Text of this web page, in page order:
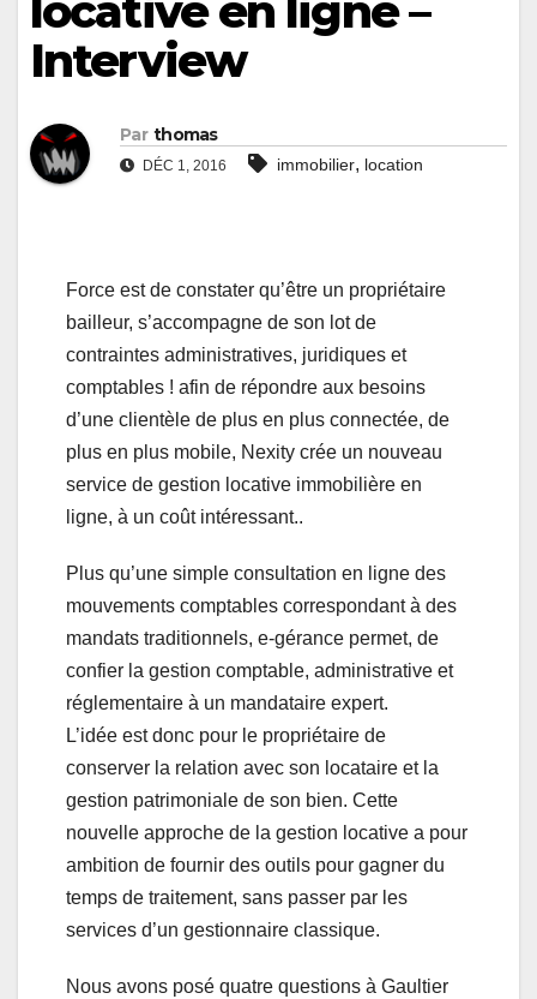
locative en ligne –
Interview
Par thomas
DÉC 1, 2016 immobilier, location
Force est de constater qu’être un propriétaire
bailleur, s’accompagne de son lot de
contraintes administratives, juridiques et
comptables ! afin de répondre aux besoins
d’une clientèle de plus en plus connectée, de
plus en plus mobile, Nexity crée un nouveau
service de gestion locative immobilière en
ligne, à un coût intéressant..
Plus qu’une simple consultation en ligne des
mouvements comptables correspondant à des
mandats traditionnels, e-gérance permet, de
confier la gestion comptable, administrative et
réglementaire à un mandataire expert.
L’idée est donc pour le propriétaire de
conserver la relation avec son locataire et la
gestion patrimoniale de son bien. Cette
nouvelle approche de la gestion locative a pour
ambition de fournir des outils pour gagner du
temps de traitement, sans passer par les
services d’un gestionnaire classique.
Nous avons posé quatre questions à Gaultier